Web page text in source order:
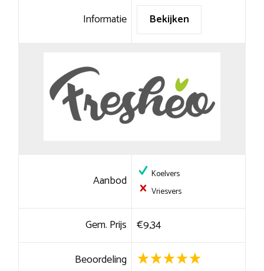
Informatie Bekijken
Aanbod
Koelvers
Vriesvers
Gem. Prijs €9,34
Beoordeling